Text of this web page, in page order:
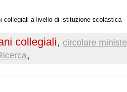
collegiali a livello di istituzione scolastica
collegiali, circolare
,